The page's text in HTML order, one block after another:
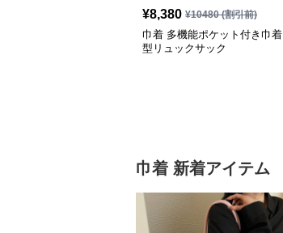
¥8,380 ¥10480(割引前)
巾着 多機能ポケット付き巾着
型リュックサック
巾着 新着アイテム